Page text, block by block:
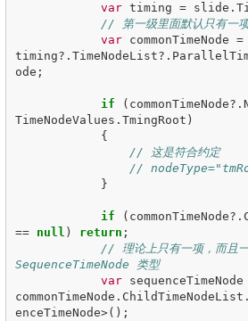
var timing = slide .
// 第一级里面默认只有一
var
commonTimeNode =
timing?. TimeNodeList?.
ode ;
if ( commonTimeNode?.
TimeNodeValues . TmingRoot )
{
// 这是符合约定
//
}
if ( commonTimeNode?.
==
null ) return ;
// 理论上只有一项，而且
SequenceTimeNode 类型
var
sequenceTimeNode
commonTimeNode . ChildTimeNodeList .
enceTimeNode>();